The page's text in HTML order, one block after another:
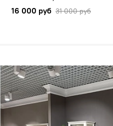
16 000 руб 31 000 руб